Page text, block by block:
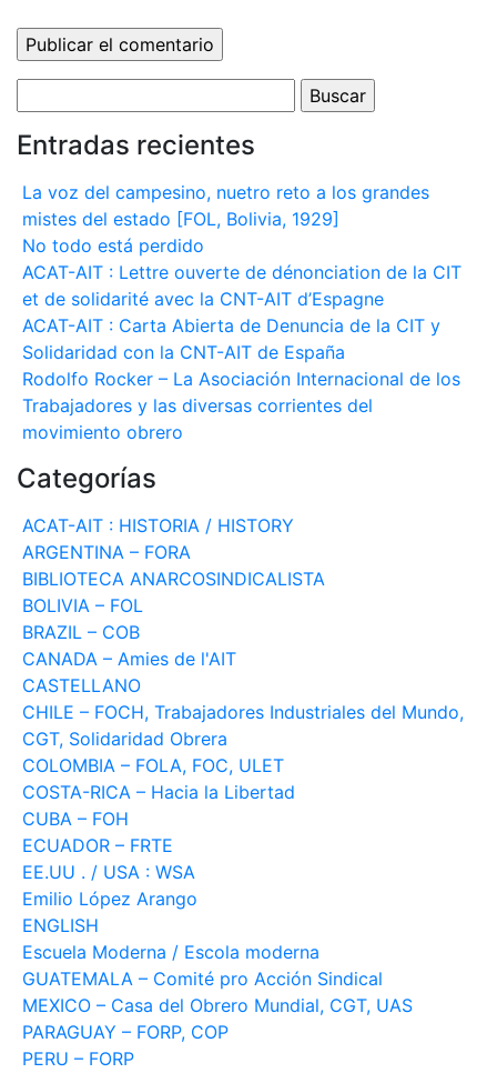
Entradas recientes
La voz del campesino, nuetro reto a los grandes
mistes del estado [FOL, Bolivia, 1929]
No todo está perdido
ACAT-AIT : Lettre ouverte de dénonciation de la CIT
et de solidarité avec la CNT-AIT d’Espagne
ACAT-AIT : Carta Abierta de Denuncia de la CIT y
Solidaridad con la CNT-AIT de España
Rodolfo Rocker – La Asociación Internacional de los
Trabajadores y las diversas corrientes del
movimiento obrero
Categorías
ACAT-AIT : HISTORIA / HISTORY
ARGENTINA – FORA
BIBLIOTECA ANARCOSINDICALISTA
BOLIVIA – FOL
BRAZIL – COB
CANADA – Amies de l'AIT
CASTELLANO
CHILE – FOCH, Trabajadores Industriales del Mundo,
CGT, Solidaridad Obrera
COLOMBIA – FOLA, FOC, ULET
COSTA-RICA – Hacia la Libertad
CUBA – FOH
ECUADOR – FRTE
EE.UU . / USA : WSA
Emilio López Arango
ENGLISH
Escuela Moderna / Escola moderna
GUATEMALA – Comité pro Acción Sindical
MEXICO – Casa del Obrero Mundial, CGT, UAS
PARAGUAY – FORP, COP
PERU – FORP